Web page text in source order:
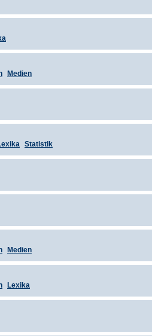
Medien
Statistik
Medien
Lexika